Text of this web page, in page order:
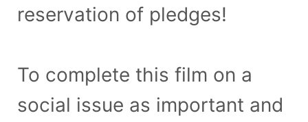
reservation of pledges!
To complete this film on a
social issue as important and